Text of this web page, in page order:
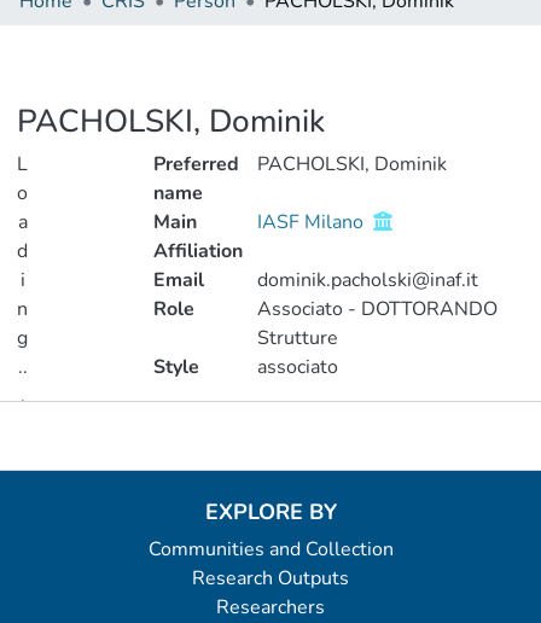
PACHOLSKI, Dominik
L
o
a
d
i
n
g
..
.
Preferred
name
PACHOLSKI, Dominik
Main
Affiliation
IASF Milano
Email
dominik.pacholski@inaf.it
Role
Associato - DOTTORANDO
Strutture
Style
associato
EXPLORE BY
Communities and Collection
Research Outputs
Researchers